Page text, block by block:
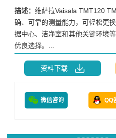
描述： 维萨拉Vaisala TMT120
确、可靠的测量能力，可轻松更
据中心、洁净室和其他关键环境
优良选择。...
资料下载
微信咨询 QQ